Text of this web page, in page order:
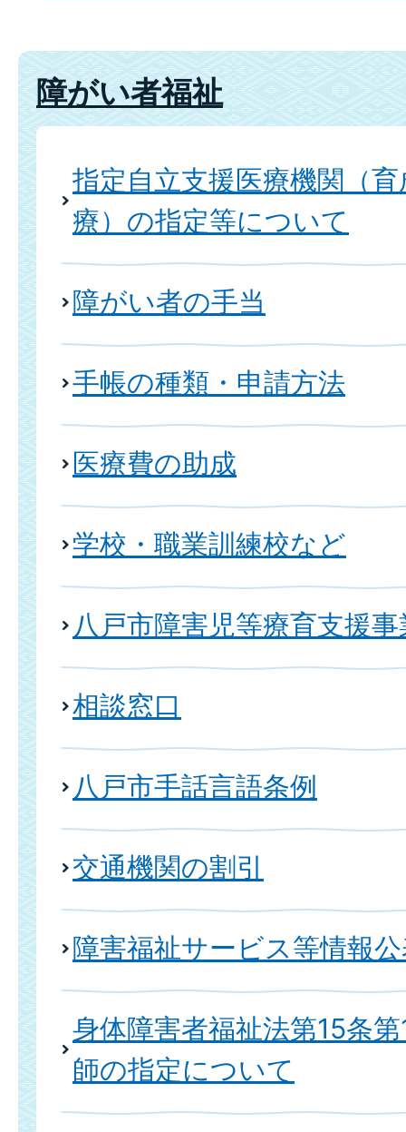
障がい者福祉
指定自立支援医療機関（
療）の指定等について
障がい者の手当
手帳の種類・申請方法
医療費の助成
学校・職業訓練校など
八戸市障害児等療育支援事
相談窓口
八戸市手話言語条例
交通機関の割引
障害福祉サービス等情報
身体障害者福祉法第15条
師の指定について